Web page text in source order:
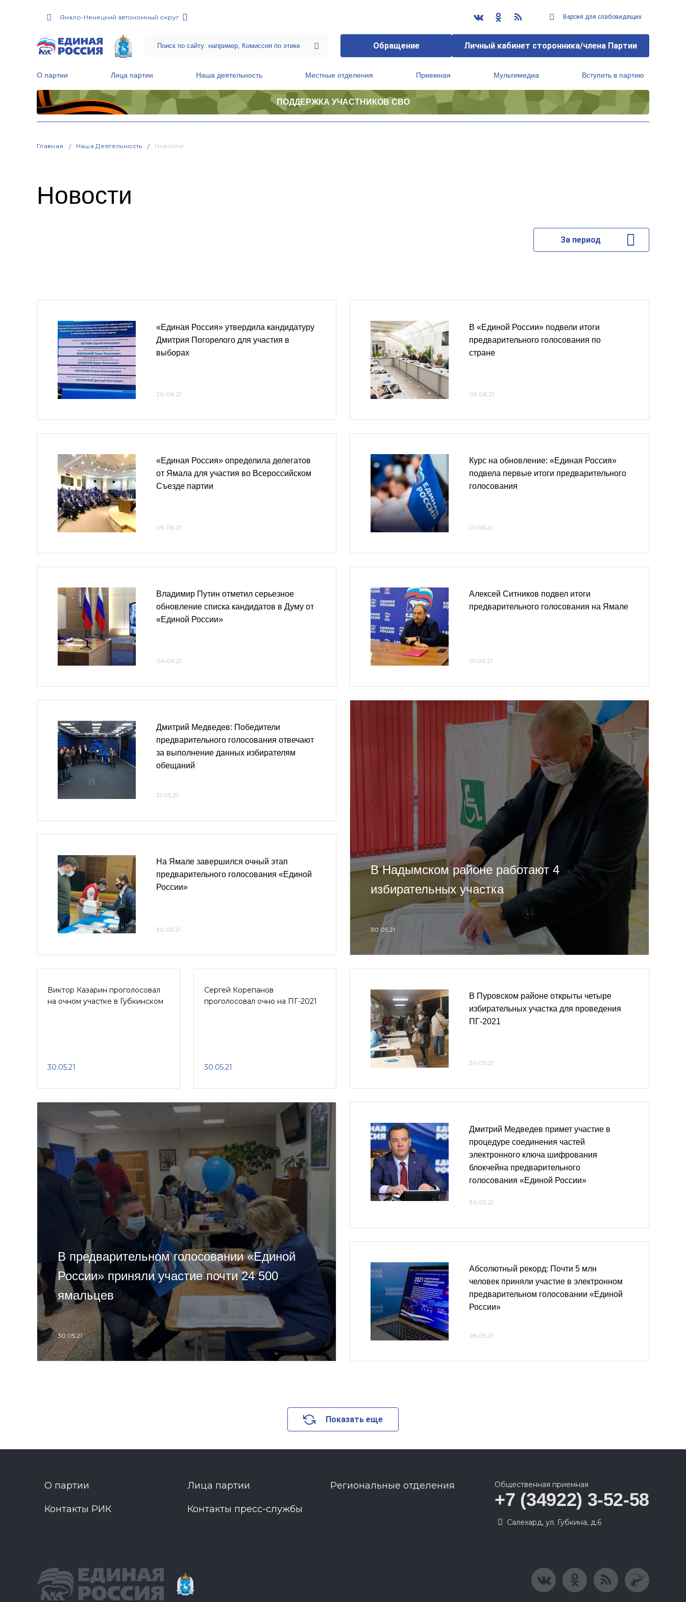
Ямало-Ненецкий автономный округ Версия для слабовидящих
Обращение Личный кабинет сторонника/члена Партии
О партии Лица партии Наша деятельность Местные отделения Приемная Мультимедиа Вступить в партию
ПОДДЕРЖКА УЧАСТНИКОВ СВО
Главная Наша Деятельность Новости
Новости
За период
«Единая Россия» утвердила кандидатуру
Дмитрия Погорелого для участия в
выборах
20.06.21
«Единая Россия» определила делегатов
от Ямала для участия во Всероссийском
Съезде партии
09.06.21
Владимир Путин отметил серьезное
обновление списка кандидатов в Думу от
«Единой России»
04.06.21
В «Единой России» подвели итоги
предварительного голосования по
стране
03.06.21
Курс на обновление: «Единая Россия»
подвела первые итоги предварительного
голосования
01.06.21
Алексей Ситников подвел итоги
предварительного голосования на Ямале
01.06.21
Дмитрий Медведев: Победители
предварительного голосования отвечают
за выполнение данных избирателям
обещаний
31.05.21
На Ямале завершился очный этап
предварительного голосования «Единой
России»
30.05.21
В Надымском районе работают 4
избирательных участка
30.05.21
Виктор Казарин проголосовал
на очном участке в Губкинском
30.05.21
Сергей Корепанов
проголосовал очно на ПГ-2021
30.05.21
В Пуровском районе открыты четыре
избирательных участка для проведения
ПГ-2021
30.05.21
В предварительном голосовании «Единой
России» приняли участие почти 24 500
ямальцев
30.05.21
Дмитрий Медведев примет участие в
процедуре соединения частей
электронного ключа шифрования
блокчейна предварительного
голосования «Единой России»
30.05.21
Абсолютный рекорд: Почти 5 млн
человек приняли участие в электронном
предварительном голосовании «Единой
России»
28.05.21
Показать еще
О партии Лица партии Региональные отделения
Контакты РИК Контакты пресс-службы
Общественная приемная
+7 (34922) 3-52-58
Салехард, ул. Губкина, д.6